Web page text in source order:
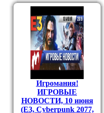
Игромания!
ИГРОВЫЕ
НОВОСТИ, 10 июня
(E3, Cyberpunk 2077,